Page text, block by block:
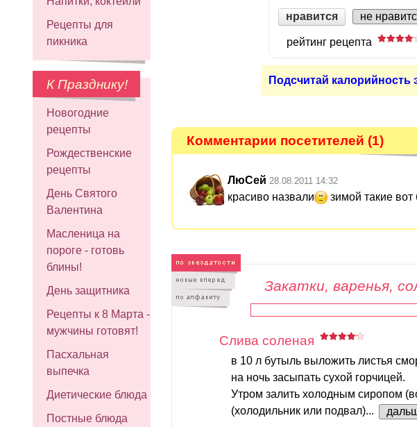
Рецепты для
пикника
К Празднику!
Новогодние
рецепты
Рождественские
рецепты
День Святого
Валентина
Масленица на
пороге - готовь
блины!
День защитника
Рецепты к 8 Марта -
мужчины готовят!
Пасхальная
выпечка
Диетические блюда
Постные блюда
нравится не
рейтинг рецепта
Подсчитай калорийность
Комментарии посетителей (1)
ЛюСей 28.08.2011 14:32
красиво назвали зимой такие вот
Закатки, варенья,
Слива соленая
в 10 л бутыль выложить листья
на ночь засыпать сухой горчицей.
Утром залить холодным сиропом
(холодильник или подвал)...